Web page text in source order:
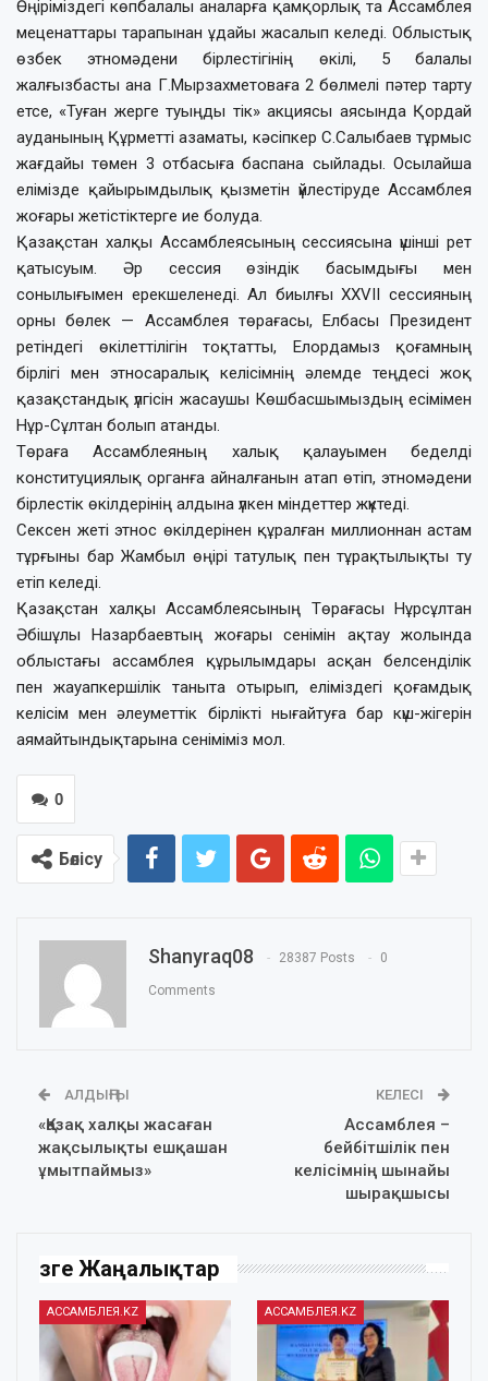
Өңіріміздегі көпбалалы аналарға қамқорлық та Ассамблея
меценаттары тарапынан ұдайы жасалып келеді. Облыстық
өзбек этномәдени бірлестігінің өкілі, 5 балалы
жалғызбасты ана Г.Мырзахметоваға 2 бөлмелі пәтер тарту
етсе, «Туған жерге туыңды тік» акциясы аясында Қордай
ауданының Құрметті азаматы, кәсіпкер С.Салыбаев тұрмыс
жағдайы төмен 3 отбасыға баспана сыйлады. Осылайша
елімізде қайырымдылық қызметін үйлестіруде Ассамблея
жоғары жетістіктерге ие болуда.
Қазақстан халқы Ассамблеясының сессиясына үшінші рет
қатысуым. Әр сессия өзіндік басымдығы мен
сонылығымен ерекшеленеді. Ал биылғы ХХVII сессияның
орны бөлек — Ассамблея төрағасы, Елбасы Президент
ретіндегі өкілеттілігін тоқтатты, Елордамыз қоғамның
бірлігі мен этносаралық келісімнің әлемде теңдесі жоқ
қазақстандық үлгісін жасаушы Көшбасшымыздың есімімен
Нұр-Сұлтан болып атанды.
Төраға Ассамблеяның халық қалауымен беделді
конституциялық органға айналғанын атап өтіп, этномәдени
бірлестік өкілдерінің алдына үлкен міндеттер жүктеді.
Сексен жеті этнос өкілдерінен құралған миллионнан астам
тұрғыны бар Жамбыл өңірі татулық пен тұрақтылықты ту
етіп келеді.
Қазақстан халқы Ассамблеясының Төрағасы Нұрсұлтан
Әбішұлы Назарбаевтың жоғары сенімін ақтау жолында
облыстағы ассамблея құрылымдары асқан белсенділік
пен жауапкершілік таныта отырып, еліміздегі қоғамдық
келісім мен әлеуметтік бірлікті нығайтуға бар күш-жігерін
аямайтындықтарына сеніміміз мол.
0
Бөлісу
Shanyraq08 28387 Posts 0
Comments
АЛДЫҢҒЫ
«Қазақ халқы жасаған
жақсылықты ешқашан
ұмытпаймыз»
КЕЛЕСІ
Ассамблея –
бейбітшілік пен
келісімнің шынайы
шырақшысы
Өзге Жаңалықтар
АССАМБЛЕЯ.KZ АССАМБЛЕЯ.KZ